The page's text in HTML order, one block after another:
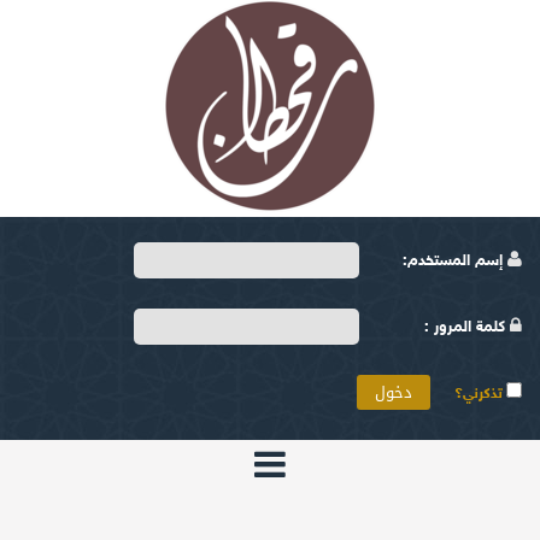
إسم المستخدم:
كلمة المرور :
تذكرني؟